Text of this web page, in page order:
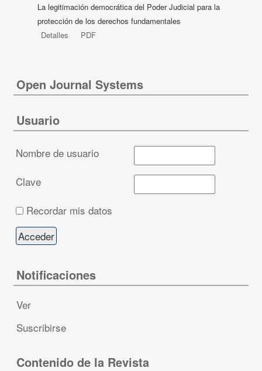
La legitimación democrática del Poder Judicial para la
protección de los derechos fundamentales
Detalles
PDF
Open Journal Systems
Usuario
Nombre de usuario
Clave
Recordar mis datos
Notificaciones
Ver
Suscribirse
Contenido de la Revista